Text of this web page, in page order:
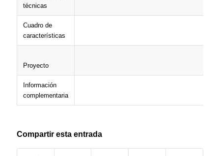
técnicas
Cuadro de
características
Proyecto
Información
complementaria
Compartir esta entrada